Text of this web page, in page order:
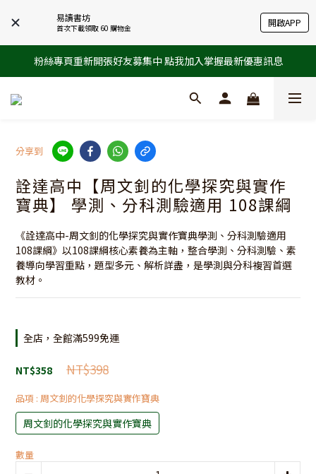
易讀書坊
首次下載領取 60 購物金 開啟APP
粉絲專頁重新開張好友募集中 點我加入掌握最新優惠訊息
分享到
詮達高中【周文釗的化學探究與實作
寶典】 學測、分科測驗適用 108課綱
《詮達高中-周文釗的化學探究與實作寶典學測、分科測驗適用
108課綱》以108課綱核心素養為主軸，整合學測、分科測驗、素
養導向學習重點，題型多元、解析詳盡，是學測與分科複習首選
教材。
全店，全館滿599免運
NT$398
NT$358
品項 : 周文釗的化學探究與實作寶典
周文釗的化學探究與實作寶典
數量